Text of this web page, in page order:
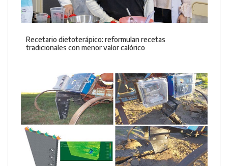
Recetario dietoterápico: reformulan recetas
tradicionales con menor valor calórico